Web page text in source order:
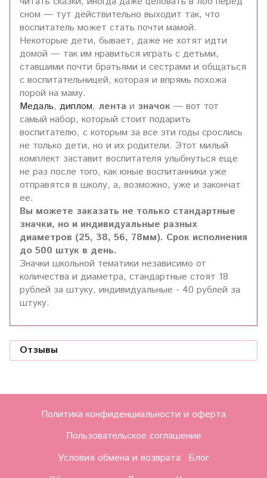
сном — тут действительно выходит так, что
воспитатель может стать почти мамой.
Некоторые дети, бывает, даже не хотят идти
домой — так им нравиться играть с детьми,
ставшими почти братьями и сестрами и общаться
с воспитательницей, которая и впрямь похожа
порой на маму.
Медаль, диплом, лента и значок — вот тот
самый набор, который стоит подарить
воспитателю, с которым за все эти годы срослись
не только дети, но и их родители. Этот милый
комплект заставит воспитателя улыбнуться еще
не раз после того, как юные воспитанники уже
отправятся в школу, а, возможно, уже и закончат
ее.
Вы можете заказать не только стандартные
значки, но и индивидуальные разных
диаметров (25, 38, 56, 78мм). Срок исполнения
до 500 штук в день.
Значки школьной тематики независимо от
количества и диаметра, стандартные стоят 18
рублей за штуку, индивидуальные - 40 рублей за
штуку.
Отзывы
Политика конфиденциальности и оферта
Пользовательское соглашение
Условия обмена и возврата
Блог